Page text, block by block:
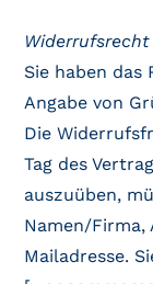
Widerrufsrecht
Sie haben das
Angabe von
Die
Tag des
auszuüben,
Namen/Firma,
Mailadresse.